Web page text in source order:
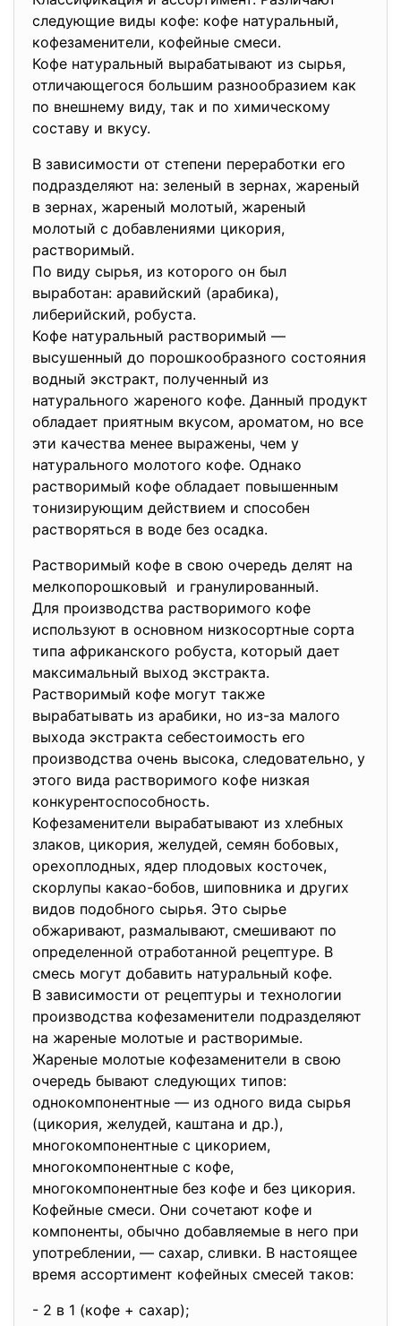
следующие виды кофе: кофе натуральный,
кофезаменители, кофейные смеси.
Кофе натуральный вырабатывают из сырья,
отличающегося большим разнообразием как
по внешнему виду, так и по химическому
составу и вкусу.
В зависимости от степени переработки его
подразделяют на: зеленый в зернах, жареный
в зернах, жареный молотый, жареный
молотый с добавлениями цикория,
растворимый.
По виду сырья, из которого он был
выработан: аравийский (арабика),
либерийский, робуста.
Кофе натуральный растворимый —
высушенный до порошкообразного состояния
водный экстракт, полученный из
натурального жареного кофе. Данный продукт
обладает приятным вкусом, ароматом, но все
эти качества менее выражены, чем у
натурального молотого кофе. Однако
растворимый кофе обладает повышенным
тонизирующим действием и способен
растворяться в воде без осадка.
Растворимый кофе в свою очередь делят на
мелкопорошковый и гранулированный.
Для производства растворимого кофе
используют в основном низкосортные сорта
типа африканского робуста, который дает
максимальный выход экстракта.
Растворимый кофе могут также
вырабатывать из арабики, но из-за малого
выхода экстракта себестоимость его
производства очень высока, следовательно, у
этого вида растворимого кофе низкая
конкурентоспособность.
Кофезаменители вырабатывают из хлебных
злаков, цикория, желудей, семян бобовых,
орехоплодных, ядер плодовых косточек,
скорлупы какао-бобов, шиповника и других
видов подобного сырья. Это сырье
обжаривают, размалывают, смешивают по
определенной отработанной рецептуре. В
смесь могут добавить натуральный кофе.
В зависимости от рецептуры и технологии
производства кофезаменители подразделяют
на жареные молотые и растворимые.
Жареные молотые кофезаменители в свою
очередь бывают следующих типов:
однокомпонентные — из одного вида сырья
(цикория, желудей, каштана и др.),
многокомпонентные с цикорием,
многокомпонентные с кофе,
многокомпонентные без кофе и без цикория.
Кофейные смеси. Они сочетают кофе и
компоненты, обычно добавляемые в него при
употреблении, — сахар, сливки. В настоящее
время ассортимент кофейных смесей таков:
- 2 в 1 (кофе + сахар);